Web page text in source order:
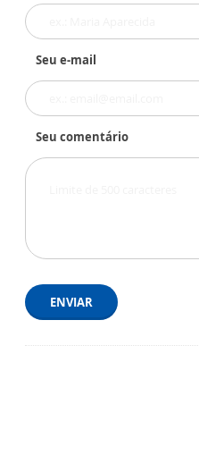
Seu e-mail
Seu comentário
ENVIAR